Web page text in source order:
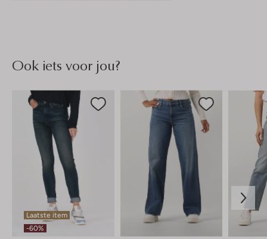
Ook iets voor jou?
Laatste item
-60%